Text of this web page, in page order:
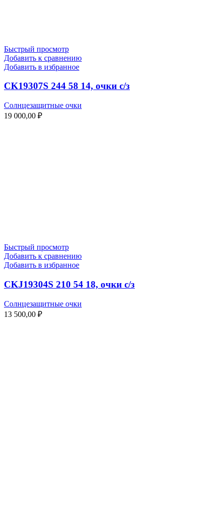
Быстрый просмотр
Добавить к сравнению
Добавить в избранное
CK19307S 244 58 14, очки с/з
Солнцезащитные очки
19 000,00 ₽
Быстрый просмотр
Добавить к сравнению
Добавить в избранное
CKJ19304S 210 54 18, очки с/з
Солнцезащитные очки
13 500,00 ₽